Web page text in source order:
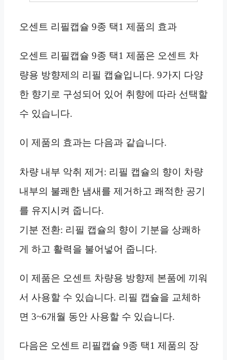
오센트 리필캡슐 9종 택1 제품의 효과
오센트 리필캡슐 9종 택1 제품은 오센트 차
량용 방향제의 리필 캡슐입니다. 9가지 다양
한 향기로 구성되어 있어 취향에 따라 선택할
수 있습니다.
이 제품의 효과는 다음과 같습니다.
차량 내부 악취 제거: 리필 캡슐의 향이 차량
내부의 불쾌한 냄새를 제거하고 쾌적한 공기
를 유지시켜 줍니다.
기분 전환: 리필 캡슐의 향이 기분을 상쾌하
게 하고 활력을 불어넣어 줍니다.
이 제품은 오센트 차량용 방향제 본품에 끼워
서 사용할 수 있습니다. 리필 캡슐을 교체하
면 3~6개월 동안 사용할 수 있습니다.
다음은 오센트 리필캡슐 9종 택1 제품의 장